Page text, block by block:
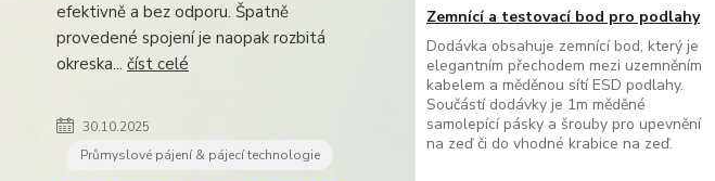
efektivně a bez odporu. Špatně
provedené spojení je naopak rozbitá
okreska... číst celé
30.10.2025
Průmyslové pájení & pájecí technologie
Zemnící a testovací bod pro podlahy
Dodávka obsahuje zemnící bod, který je
elegantním přechodem mezi uzemněním
kabelem a měděnou sítí ESD podlahy.
Součástí dodávky je 1m měděné
samolepící pásky a šrouby pro upevnění
na zeď či do vhodné krabice na zeď.